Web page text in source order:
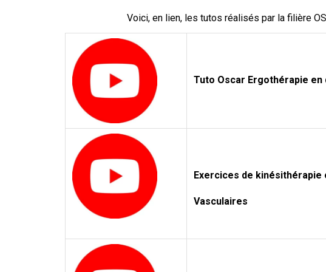
Voici, en lien, les tutos réalisés par la filière
Tuto Oscar Ergothérapie en
Exercices de kinésithérapie
Vasculaires